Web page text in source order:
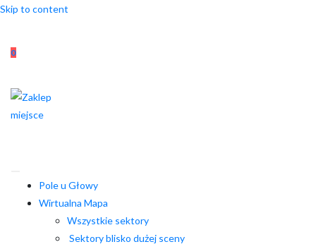
Skip to content
0
Pole u Głowy
Wirtualna Mapa
Wszystkie sektory
Sektory blisko dużej sceny